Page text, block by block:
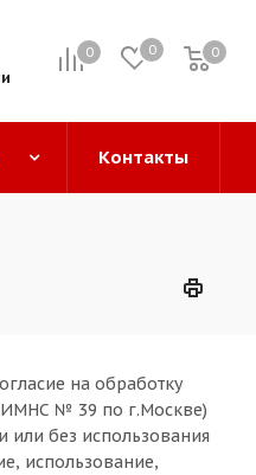
0 0 0
0
Контакты
на обработку
ИМНС № 39 по г.Москве)
или без использования
использование,